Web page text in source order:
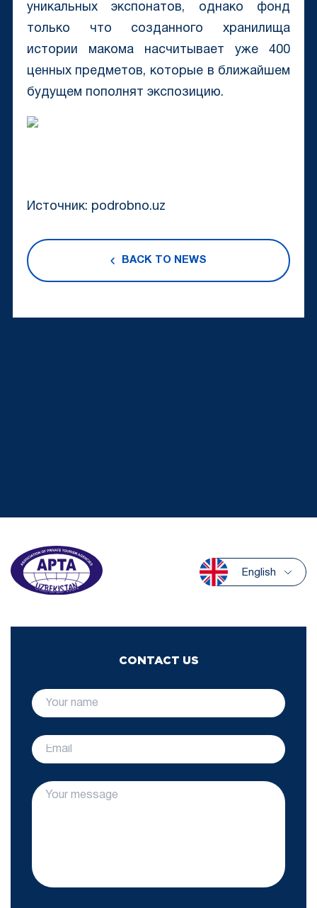
уникальных экспонатов, однако фонд
только что созданного хранилища
истории макома насчитывает уже 400
ценных предметов, которые в ближайшем
будущем пополнят экспозицию.
Источник: podrobno.uz
BACK TO NEWS
English
CONTACT US